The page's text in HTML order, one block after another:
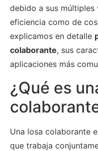
debido a sus
eficiencia como de
explicamos en detalle
colaborante, sus
aplicaciones más
¿Qué es
Una losa colaborante
que trabaja